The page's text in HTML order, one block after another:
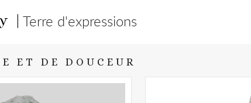
| Terre d'expressions
ET DE DOUCEUR